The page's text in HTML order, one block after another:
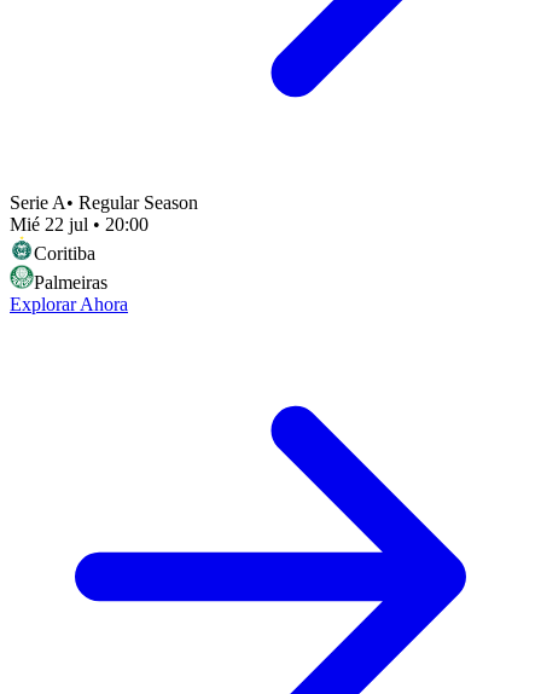
Serie A• Regular Season
Mié 22 jul • 20:00
Coritiba
Palmeiras
Explorar Ahora